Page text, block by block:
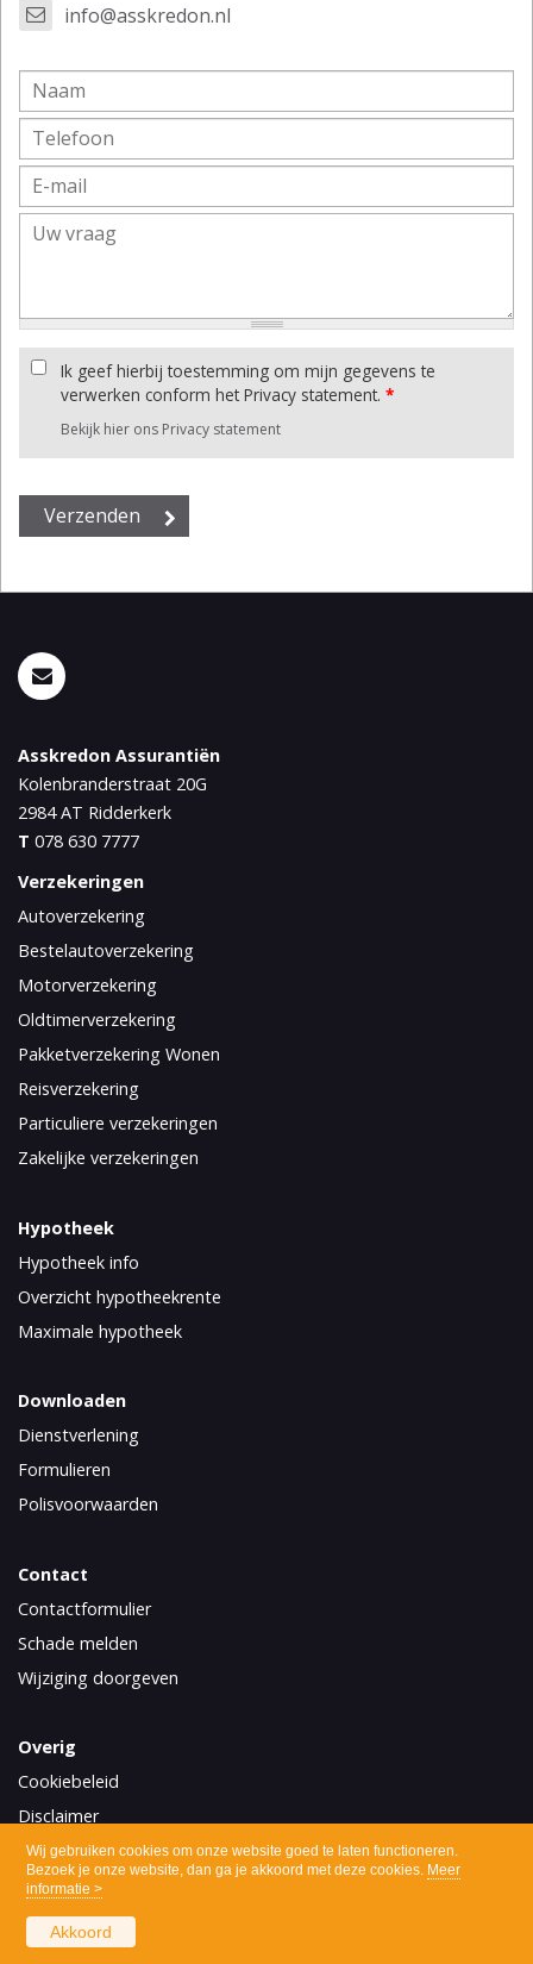
Wij gebruiken cookies om onze website goed te laten functioneren.
Bezoek je onze website, dan ga je akkoord met deze cookies. Meer
informatie >
Akkoord
info@asskredon.nl
Ik geef hierbij toestemming om mijn gegevens te
verwerken conform het Privacy statement. *
Bekijk hier ons Privacy statement
Asskredon Assurantiën
Kolenbranderstraat 20G
2984 AT Ridderkerk
T 078 630 7777
Verzekeringen
Autoverzekering
Bestelautoverzekering
Motorverzekering
Oldtimerverzekering
Pakketverzekering Wonen
Reisverzekering
Particuliere verzekeringen
Zakelijke verzekeringen
Hypotheek
Hypotheek info
Overzicht hypotheekrente
Maximale hypotheek
Downloaden
Dienstverlening
Formulieren
Polisvoorwaarden
Contact
Contactformulier
Schade melden
Wijziging doorgeven
Overig
Cookiebeleid
Disclaimer
Privacy